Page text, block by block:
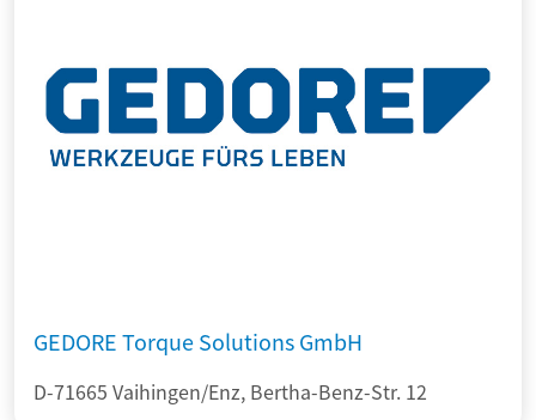
GEDORE Torque Solutions GmbH
D-71665 Vaihingen/Enz, Bertha-Benz-Str. 12